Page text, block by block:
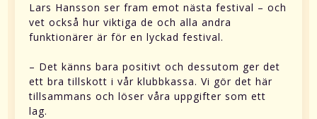
Lars Hansson ser fram emot nästa festival – och
vet också hur viktiga de och alla andra
funktionärer är för en lyckad festival.
– Det känns bara positivt och dessutom ger det
ett bra tillskott i vår klubbkassa. Vi gör det här
tillsammans och löser våra uppgifter som ett
lag.